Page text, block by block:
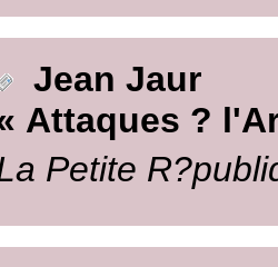
Jean Jaur
Attaques ?
Petite